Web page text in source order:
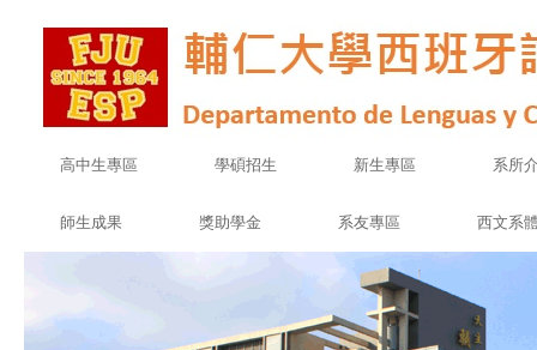
高中生專區 學碩招生 新生專區 系所
師生成果 獎助學金 系友專區 西文系